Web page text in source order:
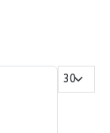
Mostrar #